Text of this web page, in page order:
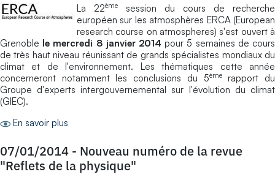
La 22ème
session du cours de recherche
européen sur les atmosphères ERCA (European
research course on atmospheres) s'est ouvert à
Grenoble le mercredi 8 janvier 2014 pour 5 semaines de cours
de très haut niveau réunissant de grands spécialistes mondiaux du
climat et de l'environnement. Les thématiques cette année
concerneront notamment les conclusions du 5èmerapport du
Groupe d'experts intergouvernemental sur l'évolution du climat
(GIEC).
En savoir plus
07/01/2014 - Nouveau numéro de la revue
"Reflets de la physique"